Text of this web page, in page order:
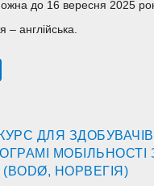
до 16 вересня 2025
англійська.
ДЛЯ
МОБІЛЬНОСТІ
(BODØ, НОРВЕГІЯ)